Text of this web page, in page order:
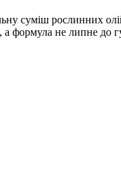
суміш рослинних
формула не липне